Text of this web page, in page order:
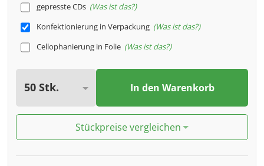
gepresste CDs Was ist das?
Konfektionierung in Verpackung Was ist das?
Cellophanierung in Folie Was ist das?
In den Warenkorb
Stückpreise vergleichen